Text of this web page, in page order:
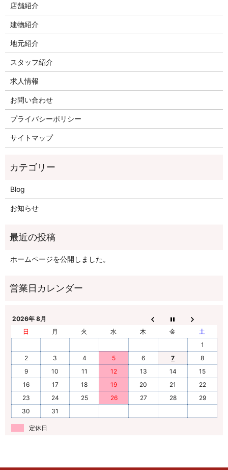
店舗紹介
建物紹介
地元紹介
スタッフ紹介
求人情報
お問い合わせ
プライバシーポリシー
サイトマップ
Blog
お知らせ
ホームページを公開しました。
2026年 8月
日
月 火 水 木 金
土
1
2
3 4 5 6 7
8
9
10 11 12 13 14
15
16
17 18 19 20 21
22
23
24 25 26 27 28
29
30
31
定休日